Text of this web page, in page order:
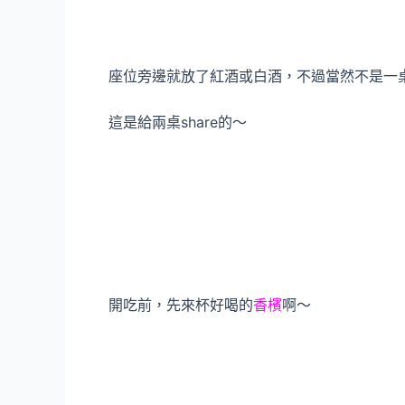
座位旁邊就放了紅酒或白酒，不過當然不是一
這是給兩桌share的～
開吃前，先來杯好喝的香檳啊～